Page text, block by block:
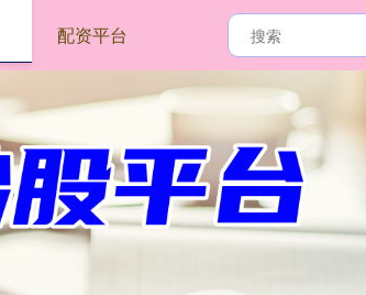
配资平台